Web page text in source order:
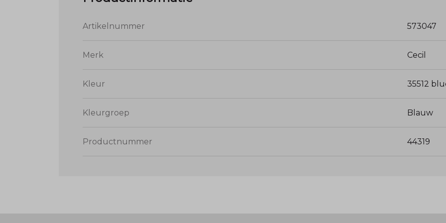
Artikelnummer 573047
Merk Cecil
Kleur 35512
Kleurgroep Blauw
Productnummer 44319